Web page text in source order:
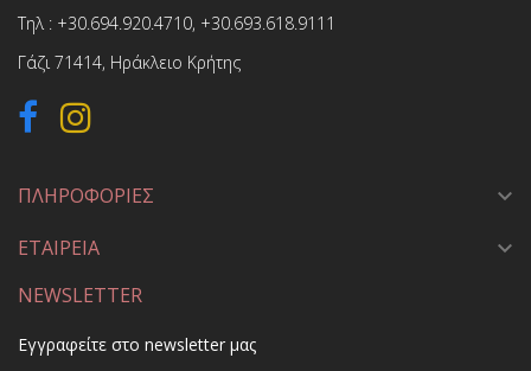
Τηλ : +30.694.920.4710, +30.693.618.9111
Γάζι 71414, Ηράκλειο Κρήτης
ΠΛΗΡΟΦΟΡΙΕΣ 
ΕΤΑΙΡΕΙΑ 
NEWSLETTER
Εγγραφείτε στο newsletter μας